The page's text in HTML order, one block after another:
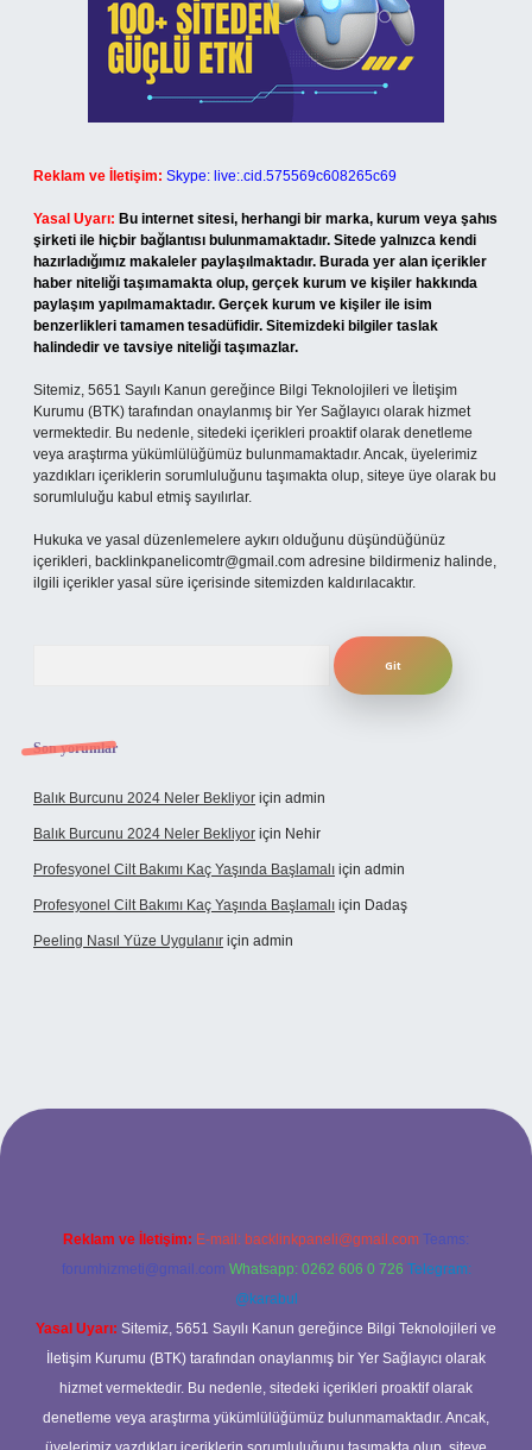
Reklam ve İletişim: Skype: live:.cid.575569c608265c69
Yasal Uyarı: Bu internet sitesi, herhangi bir marka, kurum veya şahıs
şirketi ile hiçbir bağlantısı bulunmamaktadır. Sitede yalnızca kendi
hazırladığımız makaleler paylaşılmaktadır. Burada yer alan içerikler
haber niteliği taşımamakta olup, gerçek kurum ve kişiler hakkında
paylaşım yapılmamaktadır. Gerçek kurum ve kişiler ile isim
benzerlikleri tamamen tesadüfidir. Sitemizdeki bilgiler taslak
halindedir ve tavsiye niteliği taşımazlar.
Sitemiz, 5651 Sayılı Kanun gereğince Bilgi Teknolojileri ve İletişim
Kurumu (BTK) tarafından onaylanmış bir Yer Sağlayıcı olarak hizmet
vermektedir. Bu nedenle, sitedeki içerikleri proaktif olarak denetleme
veya araştırma yükümlülüğümüz bulunmamaktadır. Ancak, üyelerimiz
yazdıkları içeriklerin sorumluluğunu taşımakta olup, siteye üye olarak bu
sorumluluğu kabul etmiş sayılırlar.
Hukuka ve yasal düzenlemelere aykırı olduğunu düşündüğünüz
içerikleri, backlinkpanelicomtr@gmail.com adresine bildirmeniz halinde,
ilgili içerikler yasal süre içerisinde sitemizden kaldırılacaktır.
Son yorumlar
Balık Burcunu 2024 Neler Bekliyor için admin
Balık Burcunu 2024 Neler Bekliyor için Nehir
Profesyonel Cilt Bakımı Kaç Yaşında Başlamalı için admin
Profesyonel Cilt Bakımı Kaç Yaşında Başlamalı için Dadaş
Peeling Nasıl Yüze Uygulanır için admin
Reklam ve İletişim: E-mail: backlinkpaneli@gmail.com Teams:
forumhizmeti@gmail.com Whatsapp: 0262 606 0 726 Telegram:
@karabul
Yasal Uyarı: Sitemiz, 5651 Sayılı Kanun gereğince Bilgi Teknolojileri ve
İletişim Kurumu (BTK) tarafından onaylanmış bir Yer Sağlayıcı olarak
hizmet vermektedir. Bu nedenle, sitedeki içerikleri proaktif olarak
denetleme veya araştırma yükümlülüğümüz bulunmamaktadır. Ancak,